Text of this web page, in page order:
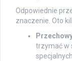
Odpowiednie
znaczenie. Oto
trzymać w